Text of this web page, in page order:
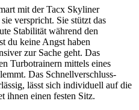
mit der Tacx Skyliner
verspricht. Sie stützt das
Stabilität während den
du keine Angst haben
zur Sache geht. Das
Turbotrainern mittels eines
Das Schnellverschluss-
lässt sich individuell auf die
ihnen einen festen Sitz.